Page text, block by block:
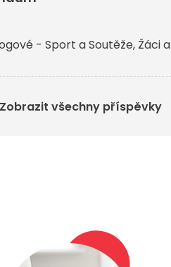
- Sport a Soutěže Žáci a
Zobrazit všechny příspěvky